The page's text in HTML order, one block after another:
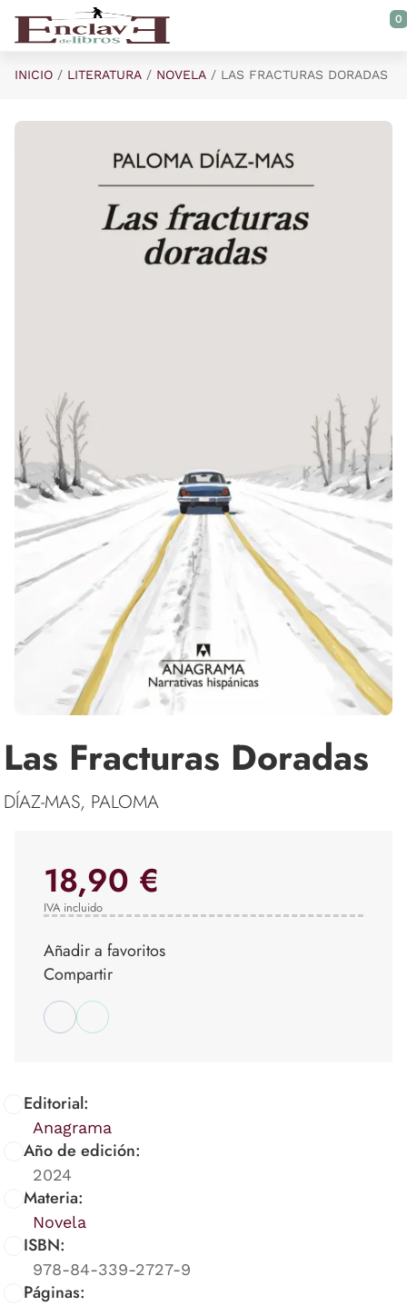
Saltar al contenido principal
0
INICIO LITERATURA NOVELA LAS FRACTURAS DORADAS
Las Fracturas Doradas
DÍAZ-MAS, PALOMA
Editorial:
Anagrama
Año de edición:
2024
Materia:
Novela
ISBN:
978-84-339-2727-9
Páginas:
18,90 €
IVA incluido
Añadir a favoritos
Compartir